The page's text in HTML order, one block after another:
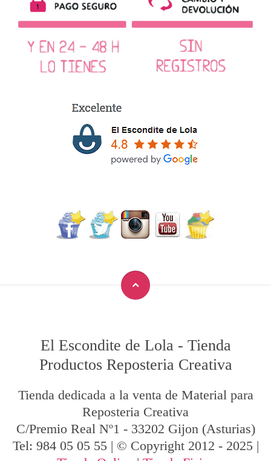
El Escondite de Lola - Tienda
Productos Reposteria Creativa
Tienda dedicada a la venta de Material para
Reposteria Creativa
C/Premio Real Nº1 - 33202 Gijon (Asturias)
Tel: 984 05 05 55 | © Copyright 2012 - 2025 |